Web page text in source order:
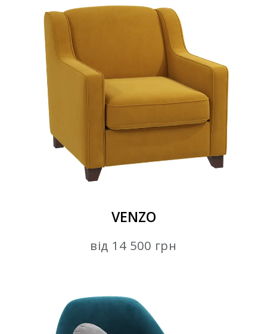
VENZO
від 14 500 грн